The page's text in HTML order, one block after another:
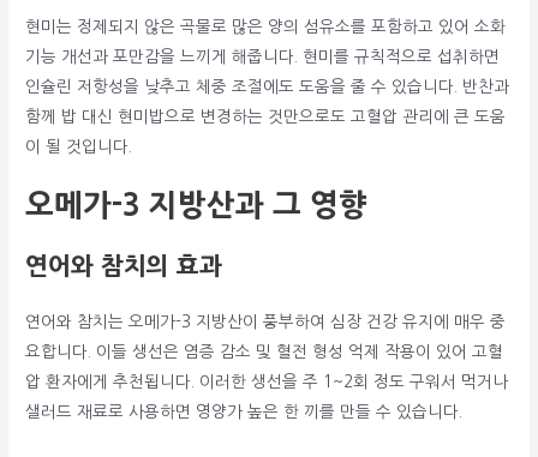
현미는 정제되지 않은 곡물로 많은 양의 섬유소를 포함하고 있어 소화
기능 개선과 포만감을 느끼게 해줍니다. 현미를 규칙적으로 섭취하면
인슐린 저항성을 낮추고 체중 조절에도 도움을 줄 수 있습니다. 반찬과
함께 밥 대신 현미밥으로 변경하는 것만으로도 고혈압 관리에 큰 도움
이 될 것입니다.
오메가-3 지방산과 그 영향
연어와 참치의 효과
연어와 참치는 오메가-3 지방산이 풍부하여 심장 건강 유지에 매우 중
요합니다. 이들 생선은 염증 감소 및 혈전 형성 억제 작용이 있어 고혈
압 환자에게 추천됩니다. 이러한 생선을 주 1~2회 정도 구워서 먹거나
샐러드 재료로 사용하면 영양가 높은 한 끼를 만들 수 있습니다.